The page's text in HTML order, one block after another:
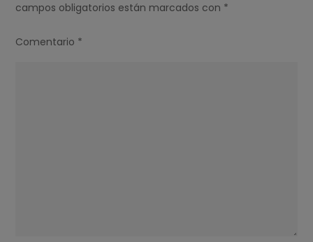
campos obligatorios están marcados con *
Comentario *